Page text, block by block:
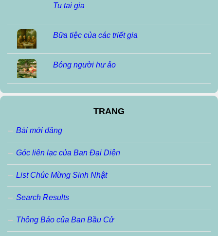
Tu tại gia
Bữa tiệc của các triết gia
Bóng người hư ảo
TRANG
Bài mới đăng
Góc liên lạc của Ban Đại Diện
List Chúc Mừng Sinh Nhật
Search Results
Thông Báo của Ban Bầu Cử